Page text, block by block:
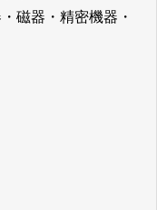
磁器・精密機器・